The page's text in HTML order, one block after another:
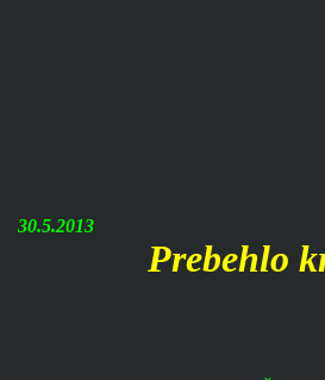
30.5.2013
Prebehlo